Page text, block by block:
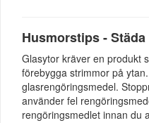
Husmorstips -
Glasytor kräver en produkt
förebygga strimmor på
glasrengöringsmedel.
använder fel
rengöringsmedlet innan du